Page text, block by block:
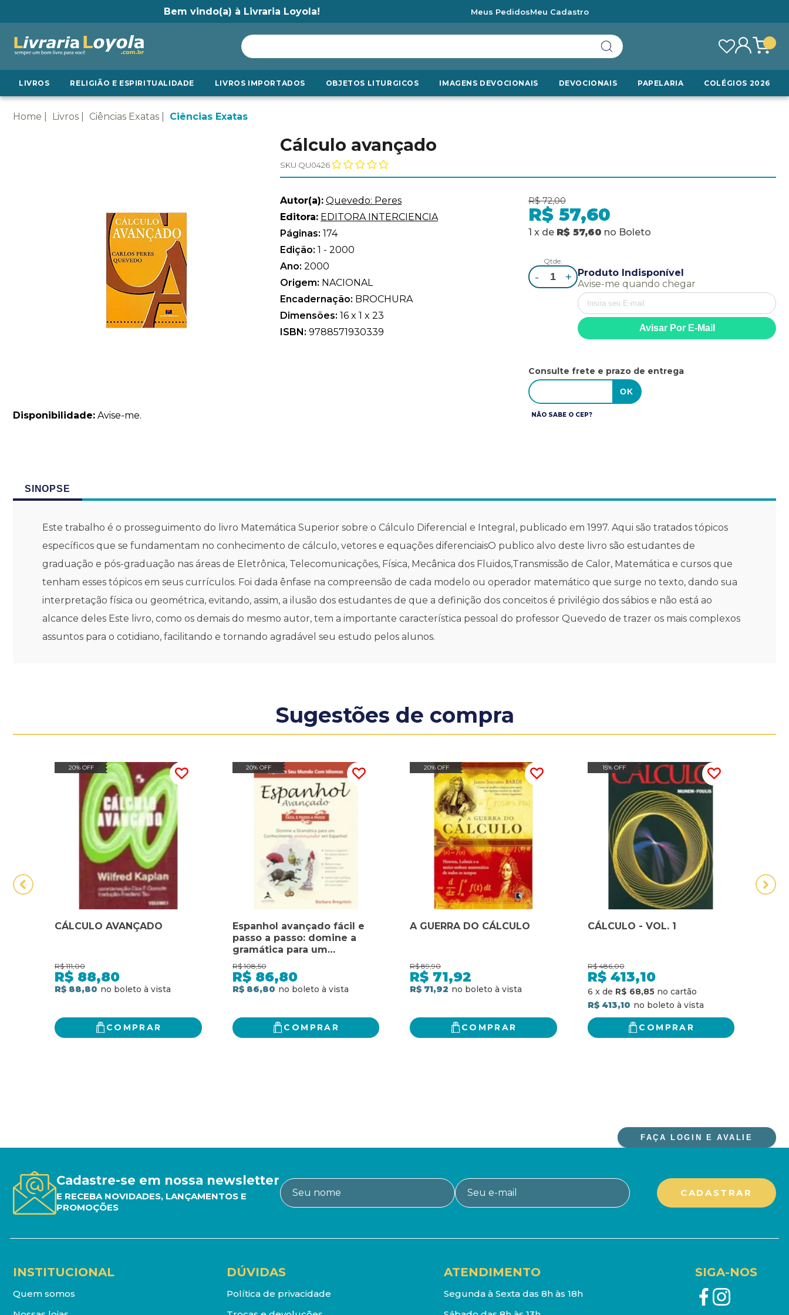
Bem vindo(a) à Livraria Loyola! Meus PedidosMeu Cadastro
LIVROS RELIGIÃO E ESPIRITUALIDADE LIVROS IMPORTADOS OBJETOS LITURGICOS IMAGENS DEVOCIONAIS DEVOCIONAIS PAPELARIA COLÉGIOS 2026
Home Livros Ciências Exatas Ciências Exatas
Disponibilidade: Avise-me.
Cálculo avançado
SKU QU0426
Autor(a): Quevedo: Peres
Editora: EDITORA INTERCIENCIA
Páginas: 174
Edição: 1 - 2000
Ano: 2000
Origem: NACIONAL
Encadernação: BROCHURA
Dimensões: 16 x 1 x 23
ISBN: 9788571930339
R$ 72,00
R$ 57,60
1 x de R$ 57,60 no Boleto
Qtde.
- +
Produto Indisponível
Avise-me quando chegar
Consulte frete e prazo de entrega
NÃO SABE O CEP?
SINOPSE
Este trabalho é o prosseguimento do livro Matemática Superior sobre o Cálculo Diferencial e Integral, publicado em 1997. Aqui são tratados tópicos
específicos que se fundamentam no conhecimento de cálculo, vetores e equações diferenciaisO publico alvo deste livro são estudantes de
graduação e pós-graduação nas áreas de Eletrônica, Telecomunicações, Física, Mecânica dos Fluidos,Transmissão de Calor, Matemática e cursos que
tenham esses tópicos em seus currículos. Foi dada ênfase na compreensão de cada modelo ou operador matemático que surge no texto, dando sua
interpretação física ou geométrica, evitando, assim, a ilusão dos estudantes de que a definição dos conceitos é privilégio dos sábios e não está ao
alcance deles Este livro, como os demais do mesmo autor, tem a importante característica pessoal do professor Quevedo de trazer os mais complexos
assuntos para o cotidiano, facilitando e tornando agradável seu estudo pelos alunos.
Sugestões de compra
20% OFF
CÁLCULO AVANÇADO
R$ 111,00
R$ 88,80
R$ 88,80
COMPRAR
20% OFF
Espanhol avançado fácil e
passo a passo: domine a
gramática para um
conhecimento avançado em
espanhol
R$ 108,50
R$ 86,80
R$ 86,80
COMPRAR
20% OFF
A GUERRA DO CÁLCULO
R$ 89,90
R$ 71,92
R$ 71,92
COMPRAR
15% OFF
CÁLCULO - VOL. 1
R$ 486,00
R$ 413,10
6 x de R$ 68,85
R$ 413,10
COMPRAR
FAÇA LOGIN E AVALIE
Cadastre-se em nossa newsletter
E RECEBA NOVIDADES, LANÇAMENTOS E
PROMOÇÕES
INSTITUCIONAL
Quem somos
DÚVIDAS
Política de privacidade
ATENDIMENTO
Segunda à Sexta das 8h às 18h
SIGA-NOS